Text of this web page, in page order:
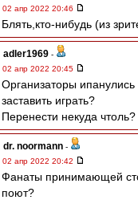
02 апр 2022 20:46
Блять,кто-нибудь (из
adler1969 -
02 апр 2022 20:45
Организаторы ипанулись
заставить играть?
Перенести некуда чтоль?
dr. noormann -
02 апр 2022 20:42
Фанаты принимающей
поют?